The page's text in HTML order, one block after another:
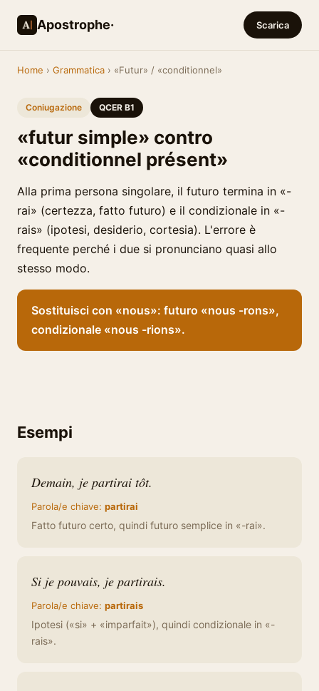
Apostrophe· Scarica
Home › Grammatica › «Futur» / «conditionnel»
Coniugazione QCER B1
«futur simple» contro
«conditionnel présent»
Alla prima persona singolare, il futuro termina in «-
rai» (certezza, fatto futuro) e il condizionale in «-
rais» (ipotesi, desiderio, cortesia). L'errore è
frequente perché i due si pronunciano quasi allo
stesso modo.
Sostituisci con «nous»: futuro «nous -rons»,
condizionale «nous -rions».
Esempi
Demain, je partirai tôt.
Parola/e chiave: partirai
Fatto futuro certo, quindi futuro semplice in «-rai».
Si je pouvais, je partirais.
Parola/e chiave: partirais
Ipotesi («si» + «imparfait»), quindi condizionale in «-
rais».